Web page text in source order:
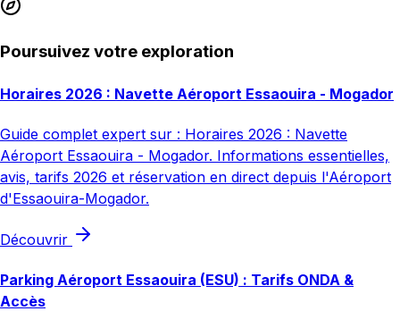
Poursuivez votre exploration
Horaires 2026 : Navette Aéroport Essaouira - Mogador
Guide complet expert sur : Horaires 2026 : Navette
Aéroport Essaouira - Mogador. Informations essentielles,
avis, tarifs 2026 et réservation en direct depuis l'Aéroport
d'Essaouira-Mogador.
Découvrir
Parking Aéroport Essaouira (ESU) : Tarifs ONDA &
Accès